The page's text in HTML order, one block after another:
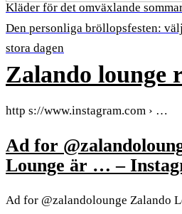
Kläder för det omväxlande
Den personliga bröllopsfesten:
stora dagen
Zalando lounge
http s://www.instagram.com › …
Ad for
Lounge är … –
Ad for @zalandolounge Zalando